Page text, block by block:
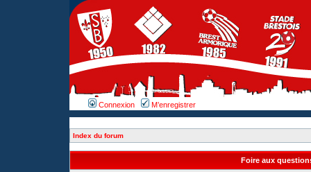
Connexion M’enregistrer
Index du forum
Foire aux